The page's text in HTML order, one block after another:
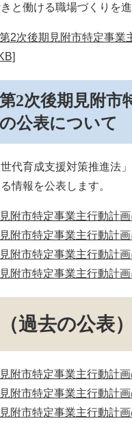
と働ける職場づくりを
第2次後期見附市特定事業
第2次後期見附市
の公表について
世代育成支援対策推進法
情報を公表します。
見附市特定事業主行動計
見附市特定事業主行動計
見附市特定事業主行動計
見附市特定事業主行動計
（過去の公表
見附市特定事業主行動計
見附市特定事業主行動計
見附市特定事業主行動計